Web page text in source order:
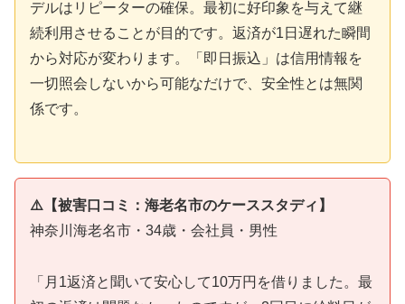
デルはリピーターの確保。最初に好印象を与えて継
続利用させることが目的です。返済が1日遅れた瞬間
から対応が変わります。「即日振込」は信用情報を
一切照会しないから可能なだけで、安全性とは無関
係です。
⚠️【被害口コミ：海老名市のケーススタディ】
神奈川海老名市・34歳・会社員・男性
「月1返済と聞いて安心して10万円を借りました。最